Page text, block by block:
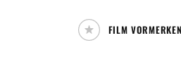
FILM VORMERKEN